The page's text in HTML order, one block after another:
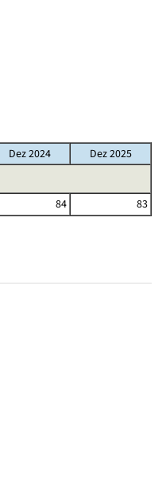
Dez 2024 Dez 2025
84 83